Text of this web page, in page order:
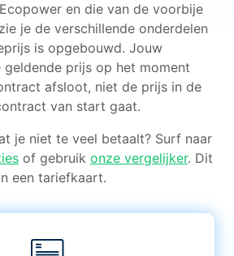
en die van de voorbije
je de verschillende onderdelen
is opgebouwd. Jouw
prijs op het moment
afsloot, niet de prijs in de
van start gaat.
je niet te veel betaalt? Surf naar
of gebruik onze vergelijker. Dit
een tariefkaart.